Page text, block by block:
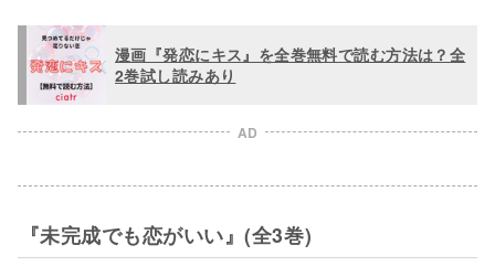
漫画『発恋にキス』を全巻無料で読む方法は？全
2巻試し読みあり
AD
『未完成でも恋がいい』(全3巻)